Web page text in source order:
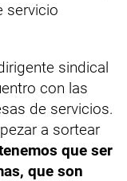
servicio
sindical
con las
de servicios.
a sortear
que ser
que son